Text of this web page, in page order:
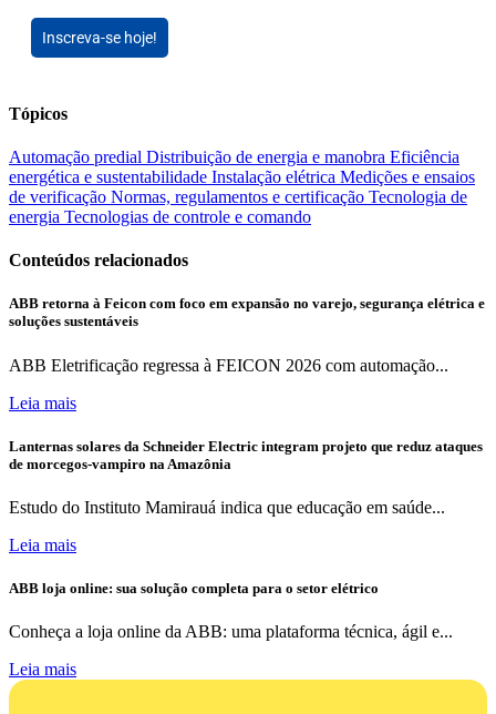
Inscreva-se hoje!
Tópicos
Automação predial Distribuição de energia e manobra Eficiência
energética e sustentabilidade Instalação elétrica Medições e ensaios
de verificação Normas, regulamentos e certificação Tecnologia de
energia Tecnologias de controle e comando
Conteúdos relacionados
ABB retorna à Feicon com foco em expansão no varejo, segurança elétrica e
soluções sustentáveis
ABB Eletrificação regressa à FEICON 2026 com automação...
Leia mais
Lanternas solares da Schneider Electric integram projeto que reduz ataques
de morcegos-vampiro na Amazônia
Estudo do Instituto Mamirauá indica que educação em saúde...
Leia mais
ABB loja online: sua solução completa para o setor elétrico
Conheça a loja online da ABB: uma plataforma técnica, ágil e...
Leia mais